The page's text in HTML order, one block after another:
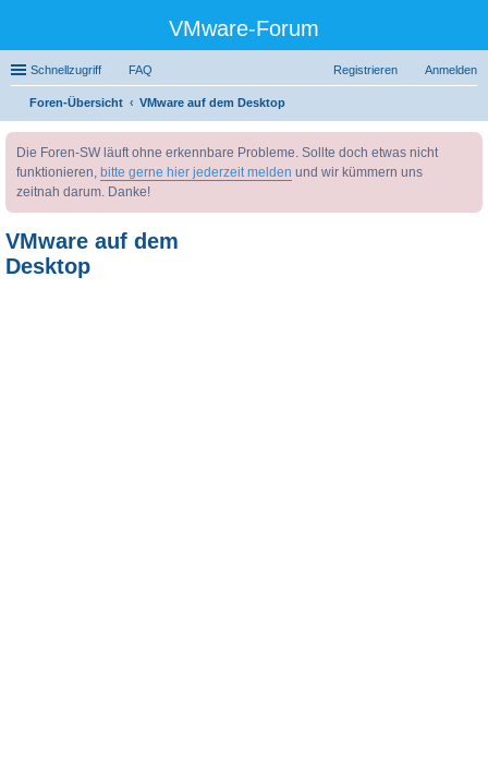
VMware-Forum
Schnellzugriff FAQ Anmelden
Registrieren
Foren-Übersicht
VMware auf dem Desktop
Die Foren-SW läuft ohne erkennbare Probleme. Sollte doch etwas nicht
funktionieren, bitte gerne hier jederzeit melden und wir kümmern uns
zeitnah darum. Danke!
VMware auf dem
Desktop